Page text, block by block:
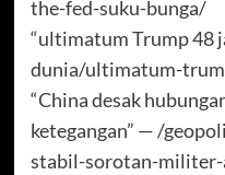
the-fed-suku-bunga/
“ultimatum Trump 48
dunia/ultimatum-
“China desak
ketegangan” — /
stabil-sorotan-